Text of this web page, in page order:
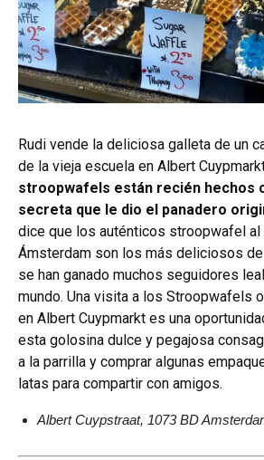
Rudi vende la deliciosa galleta de un
de la vieja escuela en Albert
stroopwafels están recién hechos
secreta que le dio el panadero
dice que los auténticos stroopwafel al
Ámsterdam son los más deliciosos
se han ganado muchos seguidores
mundo. Una visita a los Stroopwafels
en Albert Cuypmarkt es una
esta golosina dulce y pegajosa
a la parrilla y comprar algunas
latas para compartir con amigos.
Albert Cuypstraat, 1073 BD